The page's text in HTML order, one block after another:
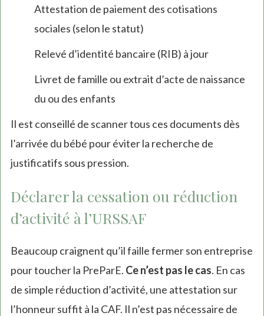
Attestation de paiement des cotisations
sociales (selon le statut)
Relevé d’identité bancaire (RIB) à jour
Livret de famille ou extrait d’acte de naissance
du ou des enfants
Il est conseillé de scanner tous ces documents dès
l’arrivée du bébé pour éviter la recherche de
justificatifs sous pression.
Déclarer la cessation ou réduction
d’activité à l’URSSAF
Beaucoup craignent qu’il faille fermer son entreprise
pour toucher la PreParE. Ce n’est pas le cas. En cas
de simple réduction d’activité, une attestation sur
l’honneur suffit à la CAF. Il n’est pas nécessaire de